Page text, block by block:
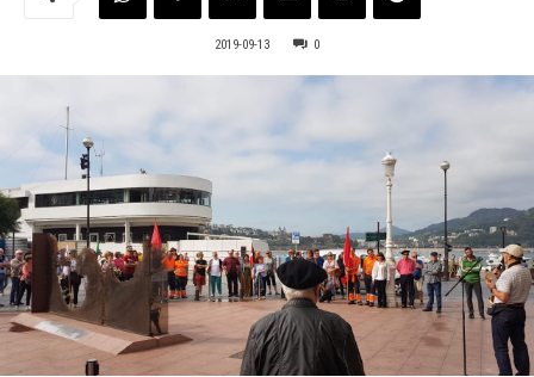
2019-09-13 0